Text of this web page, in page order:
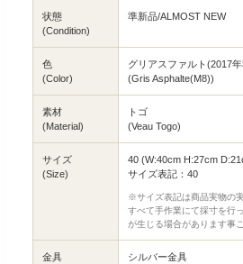
状態
(Condition)
準新品/ALMOST NEW
色
(Color)
グリアスファルト(2017
(Gris Asphalte(M8))
素材
(Material)
トゴ
(Veau Togo)
サイズ
(Size)
40 (W:40cm H:27cm
サイズ表記：40
※サイズ表記は商品実物の
すべて手作業にて採寸を行
が生じる場合があります事
金具
シルバー金具